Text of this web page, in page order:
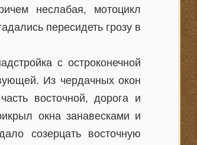
неслабая, мотоцикл
пересидеть грозу в
с остроконечной
Из чердачных окон
восточной, дорога и
окна занавесками и
созерцать восточную